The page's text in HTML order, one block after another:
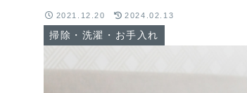
掃除・洗濯・お手入れ
2021.12.20 2024.02.13